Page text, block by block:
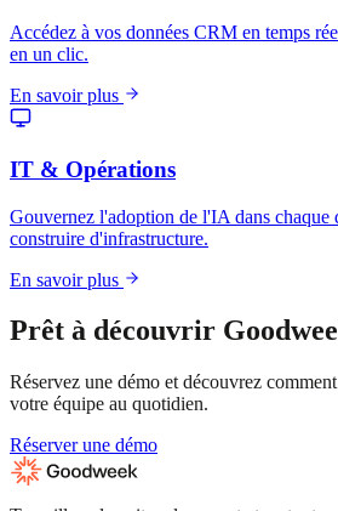
Accédez à vos données CRM en temps
en un clic.
En savoir plus
IT & Opérations
Gouvernez l'adoption de l'IA dans chaque
construire d'infrastructure.
En savoir plus
Prêt à découvrir
Réservez une démo et découvrez
votre équipe au quotidien.
Réserver une démo